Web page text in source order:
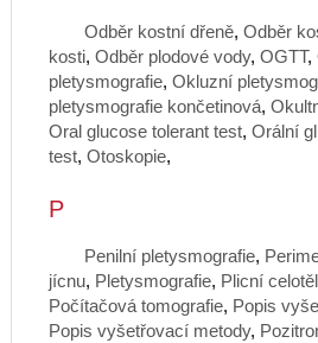
Odběr kostní dřeně, Odběr
kosti, Odběr plodové vody, OGTT,
pletysmografie, Okluzní
pletysmografie končetinová,
Oral glucose tolerant test, Orální
test, Otoskopie,
P
Penilní pletysmografie,
jícnu, Pletysmografie, Plicní
Počítačová tomografie, Popis
Popis vyšetřovací metody,